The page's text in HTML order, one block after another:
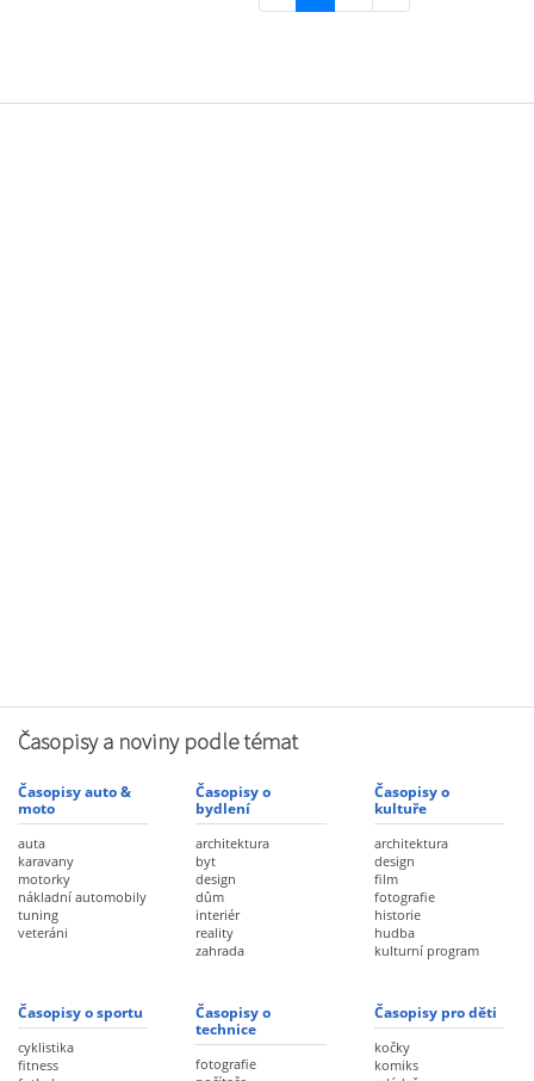
Časopisy a noviny podle témat
Časopisy auto &
moto
auta
karavany
motorky
nákladní automobily
tuning
veteráni
Časopisy o
bydlení
architektura
byt
design
dům
interiér
reality
zahrada
Časopisy o
kultuře
architektura
design
film
fotografie
historie
hudba
kulturní program
Časopisy o sportu
cyklistika
fitness
Časopisy o
technice
fotografie
Časopisy pro děti
kočky
komiks